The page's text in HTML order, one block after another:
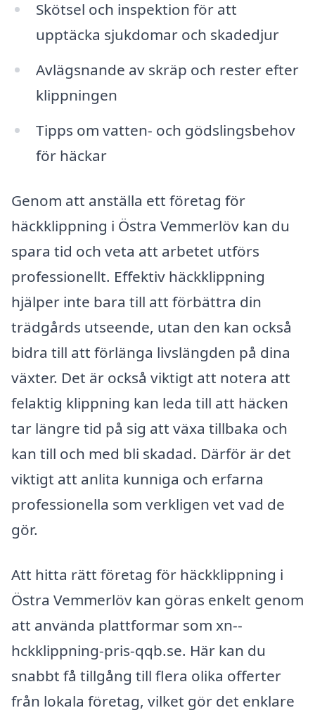
Skötsel och inspektion för att
upptäcka sjukdomar och skadedjur
Avlägsnande av skräp och rester efter
klippningen
Tipps om vatten- och gödslingsbehov
för häckar
Genom att anställa ett företag för
häckklippning i Östra Vemmerlöv kan du
spara tid och veta att arbetet utförs
professionellt. Effektiv häckklippning
hjälper inte bara till att förbättra din
trädgårds utseende, utan den kan också
bidra till att förlänga livslängden på dina
växter. Det är också viktigt att notera att
felaktig klippning kan leda till att häcken
tar längre tid på sig att växa tillbaka och
kan till och med bli skadad. Därför är det
viktigt att anlita kunniga och erfarna
professionella som verkligen vet vad de
gör.
Att hitta rätt företag för häckklippning i
Östra Vemmerlöv kan göras enkelt genom
att använda plattformar som xn--
hckklippning-pris-qqb.se. Här kan du
snabbt få tillgång till flera olika offerter
från lokala företag, vilket gör det enklare